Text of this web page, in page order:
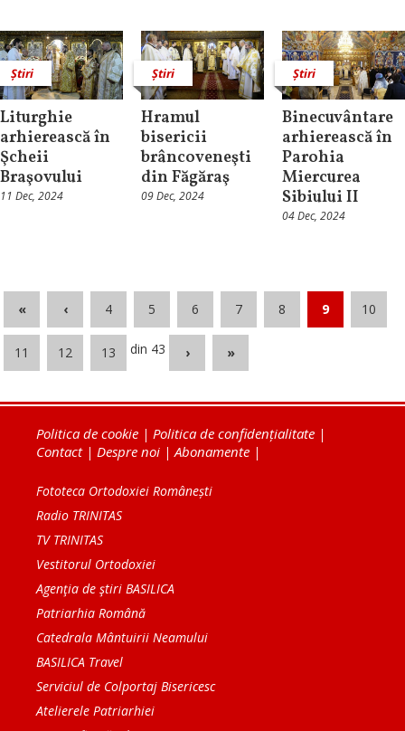
Știri
Liturghie
arhierească în
Şcheii
Braşovului
11 Dec, 2024
Știri
Hramul
bisericii
brâncoveneşti
din Făgăraş
09 Dec, 2024
Știri
Binecuvântare
arhierească în
Parohia
Miercurea
Sibiului II
04 Dec, 2024
« ‹ 4 5 6 7 8 9 10
11 12 13 din 43 › »
Politica de cookie | Politica de confidențialitate |
Contact| Despre noi |Abonamente |
Fototeca Ortodoxiei Românești
Radio TRINITAS
TV TRINITAS
Vestitorul Ortodoxiei
Agenţia de ştiri BASILICA
Patriarhia Română
Catedrala Mântuirii Neamului
BASILICA Travel
Serviciul de Colportaj Bisericesc
Atelierele Patriarhiei